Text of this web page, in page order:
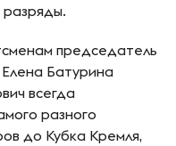
разряды.
председатель
Батурина
всегда
разного
до Кубка Кремля,